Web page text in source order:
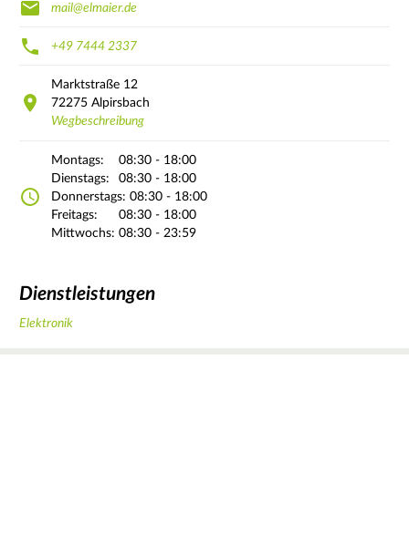
mail@elmaier.de
+49 7444 2337
Marktstraße 12
72275 Alpirsbach
Wegbeschreibung
Montags:
08:30 - 18:00
Dienstags:
08:30 - 18:00
Donnerstags: 08:30 - 18:00
Freitags:
08:30 - 18:00
Mittwochs: 08:30 - 23:59
Dienstleistungen
Elektronik